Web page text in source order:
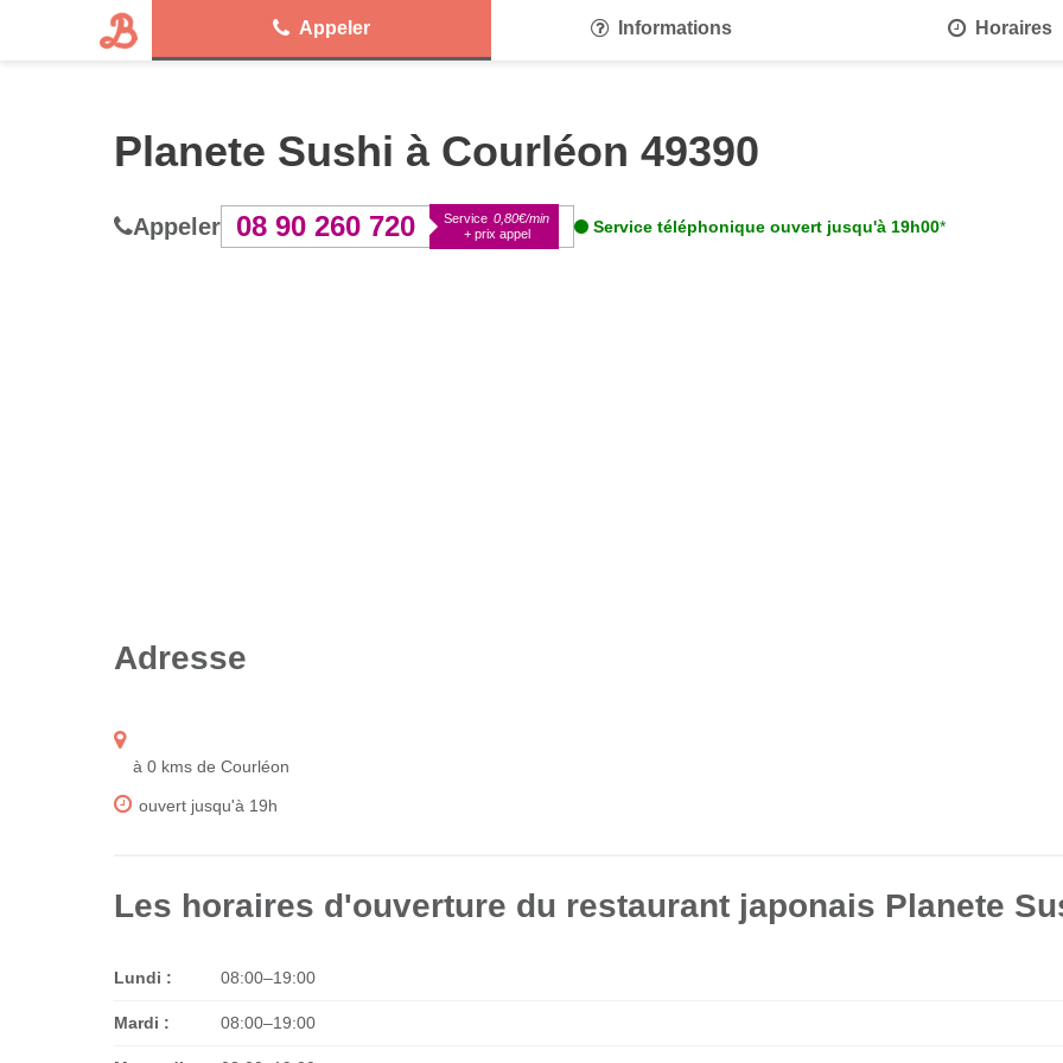
Appeler Informations Horaires
Planete Sushi à Courléon 49390
Appeler 08 90 260 720 Service 0,80€/min
+ prix appel
Service téléphonique ouvert jusqu'à 19h00*
Adresse
à 0 kms de Courléon
ouvert jusqu'à 19h
Les horaires d'ouverture du restaurant japonais Planete
Lundi : 08:00–19:00
Mardi : 08:00–19:00